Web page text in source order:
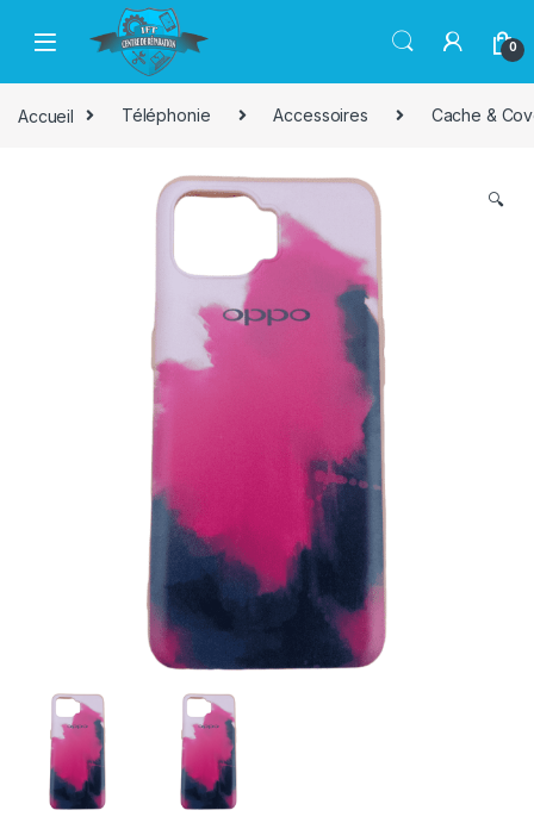
Passer à la navigation
Aller au contenu
0
Accueil Téléphonie Accessoires Cache &
🔍